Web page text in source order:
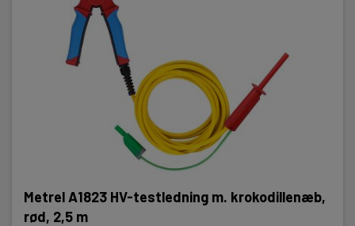
Metrel A1823 HV-testledning m. krokodillenæb,
rød, 2,5 m